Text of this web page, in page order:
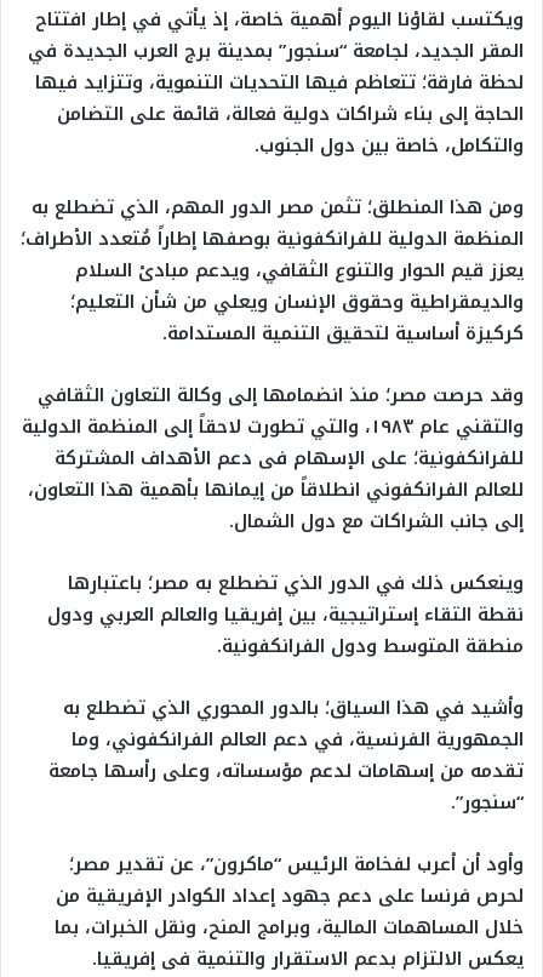
ويكتسب لقاؤنا اليوم أهمية خاصة، إذ يأتي في إطار افتتاح
المقر الجديد، لجامعة “سنجور” بمدينة برج العرب الجديدة في
لحظة فارقة؛ تتعاظم فيها التحديات التنموية، وتتزايد فيها
الحاجة إلى بناء شراكات دولية فعالة، قائمة على التضامن
والتكامل، خاصة بين دول الجنوب.
ومن هذا المنطلق؛ تثمن مصر الدور المهم، الذي تضطلع به
المنظمة الدولية للفرانكفونية بوصفها إطاراً مُتعدد الأطراف؛
يعزز قيم الحوار والتنوع الثقافي، ويدعم مبادئ السلام
والديمقراطية وحقوق الإنسان ويعلي من شأن التعليم؛
كركيزة أساسية لتحقيق التنمية المستدامة.
وقد حرصت مصر؛ منذ انضمامها إلى وكالة التعاون الثقافي
والتقني عام ۱۹۸۳، والتي تطورت لاحقاً إلى المنظمة الدولية
للفرانكفونية؛ على الإسهام فى دعم الأهداف المشتركة
للعالم الفرانكفوني انطلاقاً من إيمانها بأهمية هذا التعاون،
إلى جانب الشراكات مع دول الشمال.
وينعكس ذلك في الدور الذي تضطلع به مصر؛ باعتبارها
نقطة التقاء إستراتيجية، بين إفريقيا والعالم العربي ودول
منطقة المتوسط ودول الفرانكفونية.
وأشيد في هذا السياق؛ بالدور المحوري الذي تضطلع به
الجمهورية الفرنسية، في دعم العالم الفرانكفوني، وما
تقدمه من إسهامات لدعم مؤسساته، وعلى رأسها جامعة
“سنجور”.
وأود أن أعرب لفخامة الرئيس “ماكرون”، عن تقدير مصر؛
لحرص فرنسا على دعم جهود إعداد الكوادر الإفريقية من
خلال المساهمات المالية، وبرامج المنح، ونقل الخبرات، بما
يعكس الالتزام بدعم الاستقرار والتنمية فى إفريقيا.